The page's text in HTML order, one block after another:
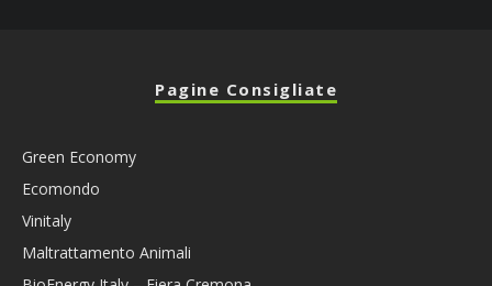
Pagine Consigliate
Green Economy
Ecomondo
Vinitaly
Maltrattamento Animali